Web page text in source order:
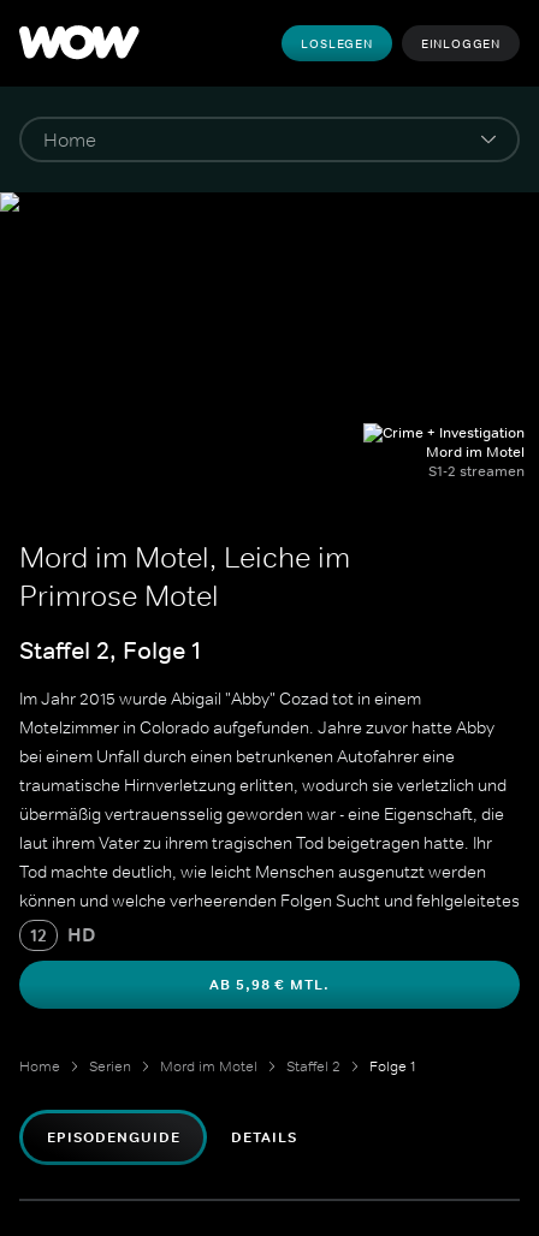
LOSLEGEN EINLOGGEN
Mord im Motel
S1-2 streamen
Mord im Motel, Leiche im
Primrose Motel
Staffel 2, Folge 1
Im Jahr 2015 wurde Abigail "Abby" Cozad tot in einem
Motelzimmer in Colorado aufgefunden. Jahre zuvor hatte Abby
bei einem Unfall durch einen betrunkenen Autofahrer eine
traumatische Hirnverletzung erlitten, wodurch sie verletzlich und
übermäßig vertrauensselig geworden war - eine Eigenschaft, die
laut ihrem Vater zu ihrem tragischen Tod beigetragen hatte. Ihr
Tod machte deutlich, wie leicht Menschen ausgenutzt werden
können und welche verheerenden Folgen Sucht und fehlgeleitetes
Vertrauen haben können.
12 HD
AB 5,98 € MTL.
Home Serien Mord im Motel Staffel 2 Folge 1
EPISODENGUIDE DETAILS